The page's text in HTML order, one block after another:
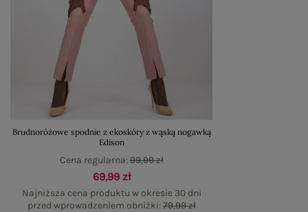
Brudnoróżowe spodnie z ekoskóry z wąską nogawką
Edison
69,99 zł
Najniższa cena produktu w okresie 30 dni
przed wprowadzeniem obniżki:79,99 zł
Cena regularna:99,99 zł